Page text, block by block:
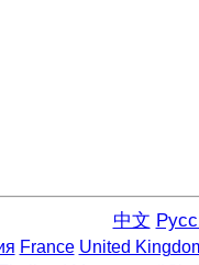
中文
France United